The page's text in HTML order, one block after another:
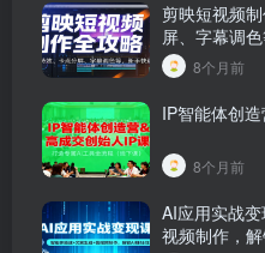
剪映短视频
屏、字幕调
8个月前
IP智能体创
8个月前
AI应用实战
视频制作，